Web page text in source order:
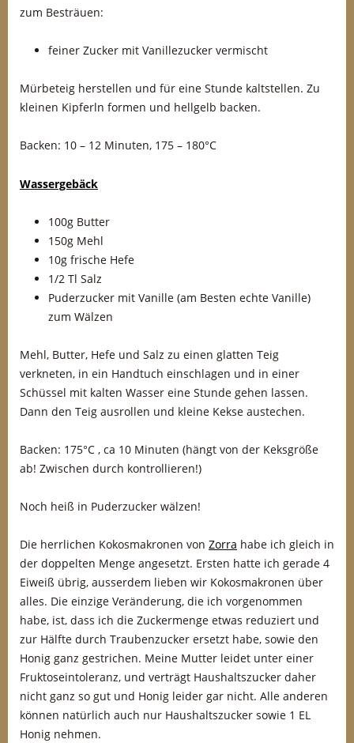
zum Besträuen:
feiner Zucker mit Vanillezucker vermischt
Mürbeteig herstellen und für eine Stunde kaltstellen. Zu
kleinen Kipferln formen und hellgelb backen.
Backen: 10 – 12 Minuten, 175 – 180°C
Wassergebäck
100g Butter
150g Mehl
10g frische Hefe
1/2 Tl Salz
Puderzucker mit Vanille (am Besten echte Vanille)
zum Wälzen
Mehl, Butter, Hefe und Salz zu einen glatten Teig
verkneten, in ein Handtuch einschlagen und in einer
Schüssel mit kalten Wasser eine Stunde gehen lassen.
Dann den Teig ausrollen und kleine Kekse austechen.
Backen: 175°C , ca 10 Minuten (hängt von der Keksgröße
ab! Zwischen durch kontrollieren!)
Noch heiß in Puderzucker wälzen!
Die herrlichen Kokosmakronen von Zorra habe ich gleich in
der doppelten Menge angesetzt. Ersten hatte ich gerade 4
Eiweiß übrig, ausserdem lieben wir Kokosmakronen über
alles. Die einzige Veränderung, die ich vorgenommen
habe, ist, dass ich die Zuckermenge etwas reduziert und
zur Hälfte durch Traubenzucker ersetzt habe, sowie den
Honig ganz gestrichen. Meine Mutter leidet unter einer
Fruktoseintoleranz, und verträgt Haushaltszucker daher
nicht ganz so gut und Honig leider gar nicht. Alle anderen
können natürlich auch nur Haushaltszucker sowie 1 EL
Honig nehmen.